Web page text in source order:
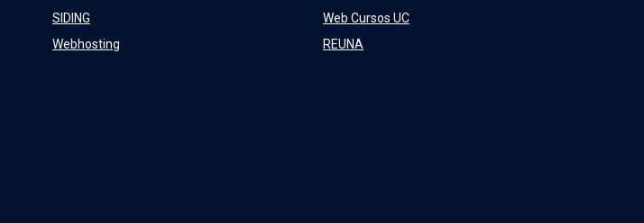
SIDING
Webhosting
Web Cursos UC
REUNA